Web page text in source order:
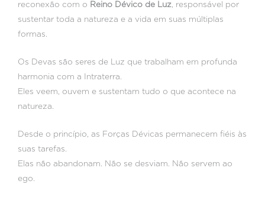
reconexão com o Reino Dévico de Luz, responsável por
sustentar toda a natureza e a vida em suas múltiplas
formas.
Os Devas são seres de Luz que trabalham em profunda
harmonia com a Intraterra.
Eles veem, ouvem e sustentam tudo o que acontece na
natureza.
Desde o princípio, as Forças Dévicas permanecem fiéis às
suas tarefas.
Elas não abandonam. Não se desviam. Não servem ao
ego.